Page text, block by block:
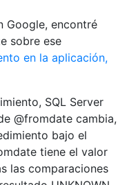
Google, encontré
sobre ese
en la aplicación,
SQL Server
@fromdate cambia,
bajo el
tiene el valor
las comparaciones